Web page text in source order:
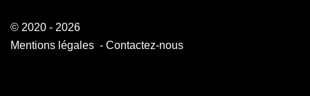
© 2020 - 2026
Mentions légales - Contactez-nous